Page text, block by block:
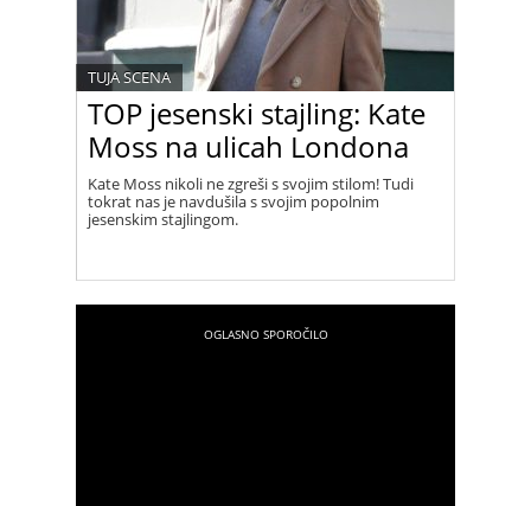
TOP jesenski stajling: Kate
Moss na ulicah Londona
TUJA SCENA
Kate Moss nikoli ne zgreši s svojim stilom! Tudi
tokrat nas je navdušila s svojim popolnim
jesenskim stajlingom.